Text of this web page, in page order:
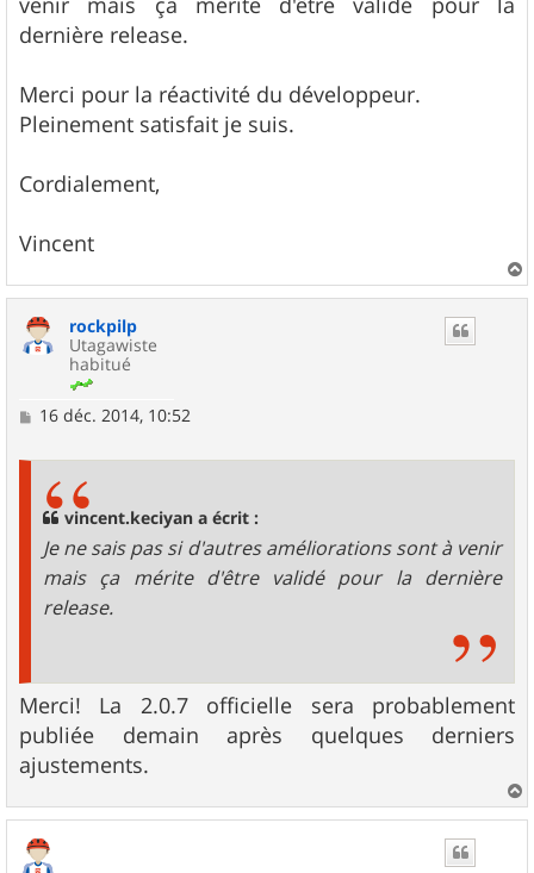
dernière release.
Merci pour la réactivité du développeur.
Pleinement satisfait je suis.
Cordialement,
Vincent
a
rockpilp
Utagawiste
habitué
M16 déc. 2014, 10:52
vincent.keciyan a écrit :
Je ne sais pas si d'autres améliorations sont à venir
mais ça mérite d'être validé pour la dernière
release.
Merci! La 2.0.7 officielle sera probablement
publiée demain après quelques derniers
ajustements.
a